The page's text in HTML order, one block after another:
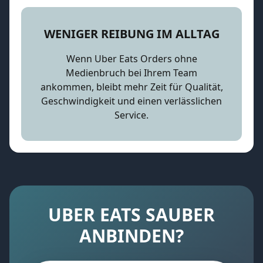
WENIGER REIBUNG IM ALLTAG
Wenn Uber Eats Orders ohne
Medienbruch bei Ihrem Team
ankommen, bleibt mehr Zeit für Qualität,
Geschwindigkeit und einen verlässlichen
Service.
UBER EATS SAUBER
ANBINDEN?